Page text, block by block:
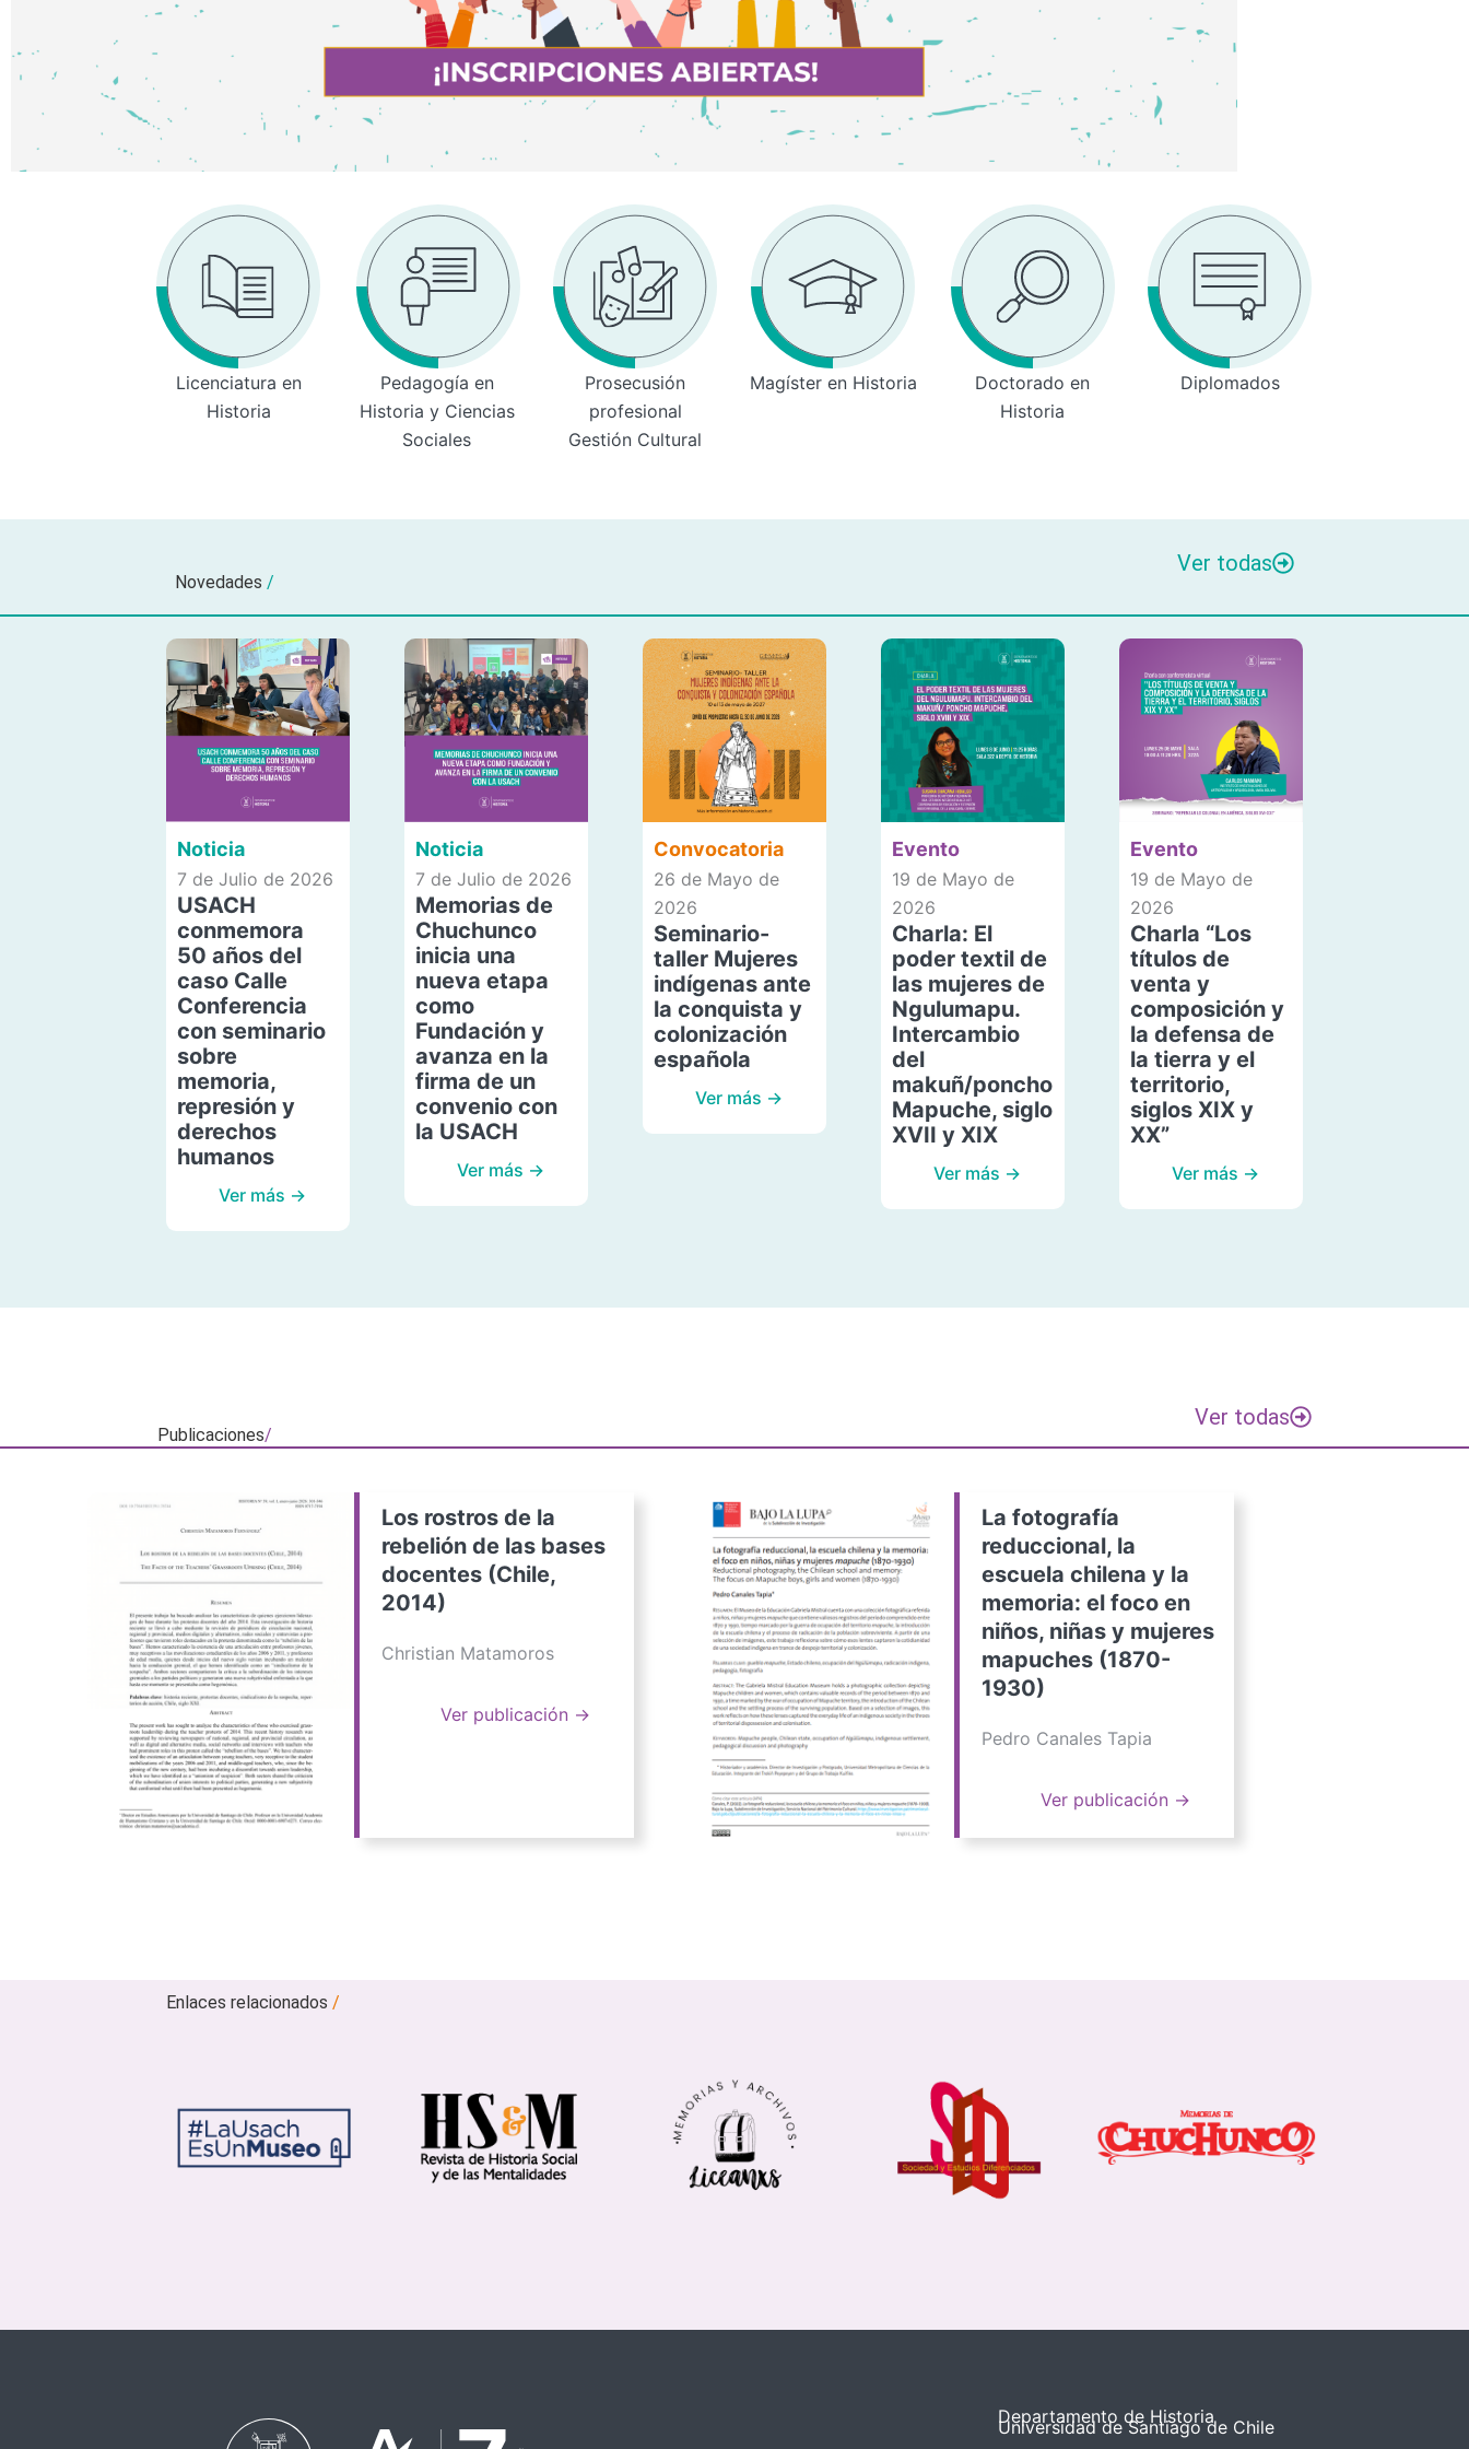
Licenciatura en
Historia
Pedagogía en
Historia y Ciencias
Sociales
Prosecusión
profesional
Gestión Cultural
Magíster en Historia
Doctorado en
Historia
Diplomados
Novedades /
Ver todas
Noticia
7 de Julio de 2026
USACH
conmemora
50 años del
caso Calle
Conferencia
con seminario
sobre
memoria,
represión y
derechos
humanos
Ver más →
Noticia
7 de Julio de 2026
Memorias de
Chuchunco
inicia una
nueva etapa
como
Fundación y
avanza en la
firma de un
convenio con
la USACH
Ver más →
Convocatoria
26 de Mayo de
2026
Seminario-
taller Mujeres
indígenas ante
la conquista y
colonización
española
Ver más →
Evento
19 de Mayo de
2026
Charla: El
poder textil de
las mujeres de
Ngulumapu.
Intercambio
del
makuñ/poncho
Mapuche, siglo
XVII y XIX
Ver más →
Evento
19 de Mayo de
2026
Charla “Los
títulos de
venta y
composición y
la defensa de
la tierra y el
territorio,
siglos XIX y
XX”
Ver más →
Publicaciones/
Ver todas
Los rostros de la
rebelión de las bases
docentes (Chile,
2014)
Christian Matamoros
Ver publicación →
La fotografía
reduccional, la
escuela chilena y la
memoria: el foco en
niños, niñas y mujeres
mapuches (1870-
1930)
Pedro Canales Tapia
Ver publicación →
Enlaces relacionados/
Departamento de Historia
Universidad de Santiago de Chile